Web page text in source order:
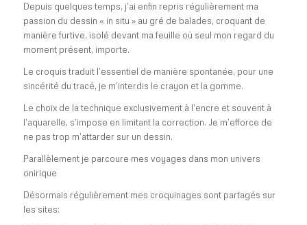
Depuis quelques temps, j’ai enfin repris régulièrement ma
passion du dessin « in situ » au gré de balades, croquant de
manière furtive, isolé devant ma feuille où seul mon regard du
moment présent, importe.
Le croquis traduit l’essentiel de manière spontanée, pour une
sincérité du tracé, je m’interdis le crayon et la gomme.
Le choix de la technique exclusivement à l’encre et souvent à
l’aquarelle, s’impose en limitant la correction. Je m’efforce de
ne pas trop m’attarder sur un dessin.
Parallèlement je parcoure mes voyages dans mon univers
onirique
Désormais régulièrement mes croquinages sont partagés sur
les sites: